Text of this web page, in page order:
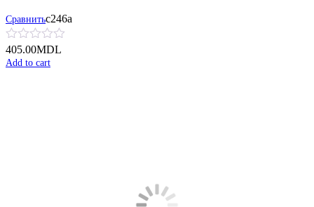
Сравнитьс246а
405.00MDL
Add to cart